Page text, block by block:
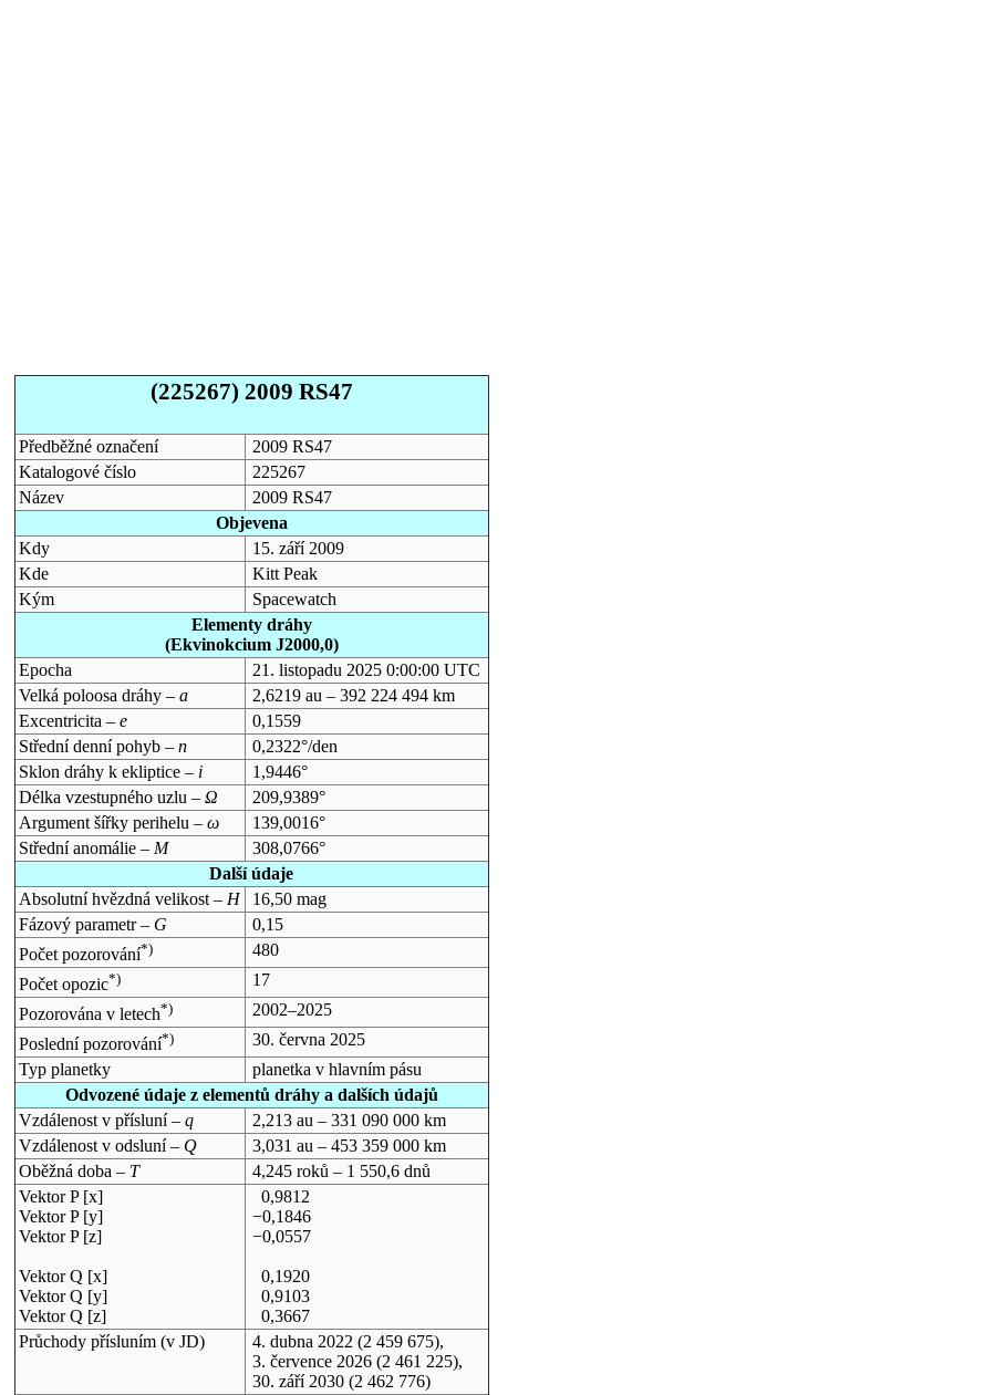
(225267) 2009 RS47
Předběžné označení
2009 RS47
Katalogové číslo
225267
Název
2009 RS47
Objevena
Kdy
15. září 2009
Kde
Kitt Peak
Kým
Spacewatch
Elementy dráhy
(Ekvinokcium J2000,0)
Epocha
21. listopadu 2025 0:00:00 UTC
Velká poloosa dráhy – a
2,6219 au – 392 224 494 km
Excentricita – e
0,1559
Střední denní pohyb – n
0,2322°/den
Sklon dráhy k ekliptice – i
1,9446°
Délka vzestupného uzlu – Ω
209,9389°
Argument šířky perihelu – ω
139,0016°
Střední anomálie – M
308,0766°
Další údaje
Absolutní hvězdná velikost – H
16,50 mag
Fázový parametr – G
0,15
Počet pozorování*)
480
Počet opozic*)
17
Pozorována v letech*)
2002–2025
Poslední pozorování*)
30. června 2025
Typ planetky
planetka v hlavním pásu
Odvozené údaje z elementů dráhy a dalších údajů
Vzdálenost v přísluní – q
2,213 au – 331 090 000 km
Vzdálenost v odsluní – Q
3,031 au – 453 359 000 km
Oběžná doba – T
4,245 roků – 1 550,6 dnů
Vektor P [x]
Vektor P [y]
Vektor P [z]
Vektor Q [x]
Vektor Q [y]
Vektor Q [z]
0,9812
−0,1846
−0,0557
0,1920
0,9103
0,3667
Průchody přísluním (v JD) 4. dubna 2022 (2 459 675),
3. července 2026(2 461 225),
30. září 2030(2 462 776)